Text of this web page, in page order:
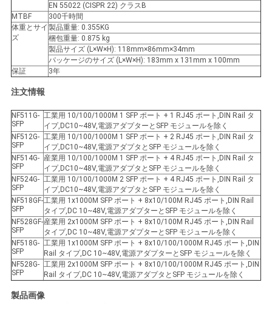
EN 55022 (CISPR 22) クラスB
MTBF
300千時間
体重とサイ
ズ
製品重量: 0.355KG
梱包重量: 0.875 kg
製品サイズ (L×W×H): 118mm×86mm×34mm
パッケージのサイズ (L×W×H): 183mm x 131mm x 100mm
保証
3年
注文情報
NF511G-
SFP
工業用 10/100/1000M 1 SFP ポート + 1 RJ45 ポート,DIN Rail タ
イプ,DC10~48V,電源アダプターとSFP モジュールを除く
NF512G-
SFP
工業用 10/100/1000M 1 SFP ポート + 2 RJ45 ポート,DIN Rail タ
イプ,DC10~48V,電源アダプタとSFP モジュールを除く
NF514G-
SFP
産業用 10/100/1000M 1 SFP ポート + 4 RJ45 ポート,DIN Rail タ
イプ,DC10~48V,電源アダプタとSFP モジュールを除く
NF524G-
SFP
工業用 10/100/1000M 2 SFP ポート + 4 RJ45 ポート,DIN Rail タ
イプ,DC10~48V,電源アダプタとSFP モジュールを除く
NF518GF-
SFP
工業用 1x1000M SFP ポート + 8x10/100M RJ45 ポート,DIN Rail
タイプ,DC 10~48V,電源アダプターとSFP モジュールを除く
NF528GF-
SFP
産業用 2x1000M SFP ポート + 8x10/100M RJ45 ポート,DIN Rail
タイプ,DC 10~48V,電源アダプターとSFP モジュールを除く
NF518G-
SFP
工業用 1x1000M SFP ポート + 8x10/100/1000M RJ45 ポート,DIN
Rail タイプ,DC 10~48V,電源アダプターとSFP モジュールを除く
NF528G-
SFP
工業用 2x1000M SFP ポート + 8x10/100/1000M RJ45 ポート,DIN
Rail タイプ,DC 10~48V,電源アダプタとSFP モジュールを除く
製品画像